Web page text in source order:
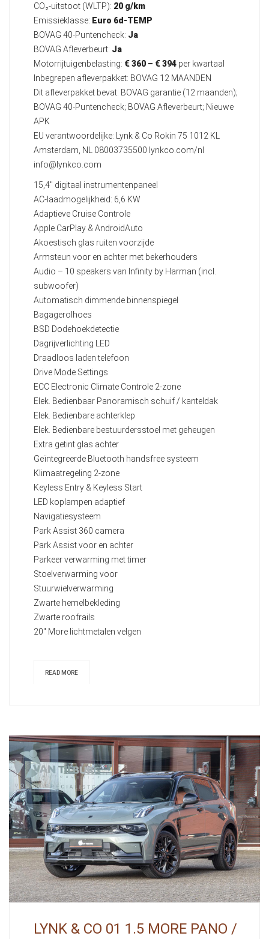
CO₂-uitstoot (WLTP): 20 g/km
Emissieklasse: Euro 6d-TEMP
BOVAG 40-Puntencheck: Ja
BOVAG Afleverbeurt: Ja
Motorrijtuigenbelasting: € 360 – € 394 per kwartaal
Inbegrepen afleverpakket: BOVAG 12 MAANDEN
Dit afleverpakket bevat: BOVAG garantie (12 maanden);
BOVAG 40-Puntencheck; BOVAG Afleverbeurt; Nieuwe
APK
EU verantwoordelijke: Lynk & Co Rokin 75 1012 KL
Amsterdam, NL 08003735500 lynkco.com/nl
info@lynkco.com
15,4" digitaal instrumentenpaneel
AC-laadmogelijkheid: 6,6 KW
Adaptieve Cruise Controle
Apple CarPlay & AndroidAuto
Akoestisch glas ruiten voorzijde
Armsteun voor en achter met bekerhouders
Audio – 10 speakers van Infinity by Harman (incl.
subwoofer)
Automatisch dimmende binnenspiegel
Bagagerolhoes
BSD Dodehoekdetectie
Dagrijverlichting LED
Draadloos laden telefoon
Drive Mode Settings
ECC Electronic Climate Controle 2-zone
Elek. Bedienbaar Panoramisch schuif / kanteldak
Elek. Bedienbare achterklep
Elek. Bedienbare bestuurdersstoel met geheugen
Extra getint glas achter
Geïntegreerde Bluetooth handsfree systeem
Klimaatregeling 2-zone
Keyless Entry & Keyless Start
LED koplampen adaptief
Navigatiesysteem
Park Assist 360 camera
Park Assist voor en achter
Parkeer verwarming met timer
Stoelverwarming voor
Stuurwielverwarming
Zwarte hemelbekleding
Zwarte roofrails
20" More lichtmetalen velgen
READ MORE
LYNK & CO 01 1.5 MORE PANO /